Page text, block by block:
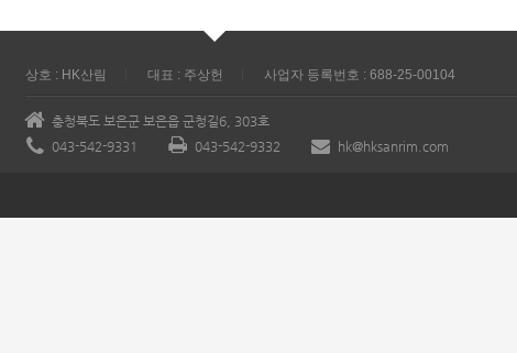
상호 : HK산림 대표 : 주상헌 사업자 등록번호 : 688-25-00104
충청북도 보은군 보은읍 군청길6, 303호
043-542-9331
043-542-9332 hk@hksanrim.com